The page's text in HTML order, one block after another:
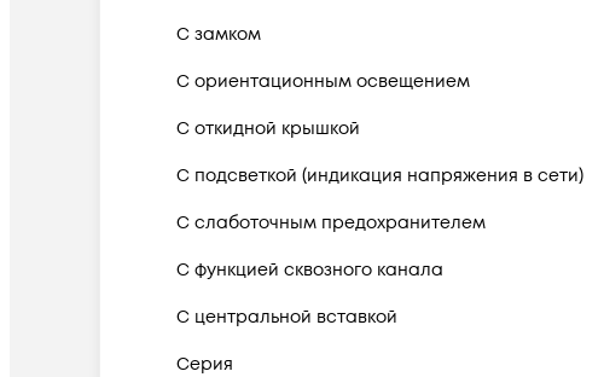
С замком
С ориентационным освещением
С откидной крышкой
С подсветкой (индикация напряжения в сети)
С слаботочным предохранителем
С функцией сквозного канала
С центральной вставкой
Серия